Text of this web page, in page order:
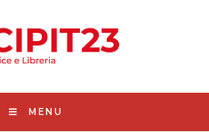
MENU